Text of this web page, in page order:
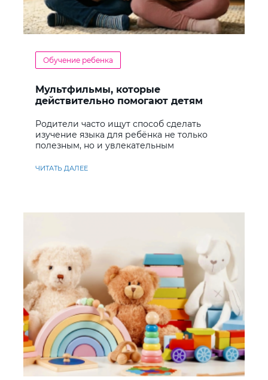
Обучение ребенка
Мультфильмы, которые
действительно помогают детям
Родители часто ищут способ сделать
изучение языка для ребёнка не только
полезным, но и увлекательным
ЧИТАТЬ ДАЛЕЕ